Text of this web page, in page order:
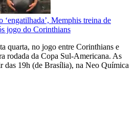
‘engatilhada’, Memphis treina de
jogo do Corinthians
quarta, no jogo entre Corinthians e
rodada da Copa Sul-Americana. As
das 19h (de Brasília), na Neo Química